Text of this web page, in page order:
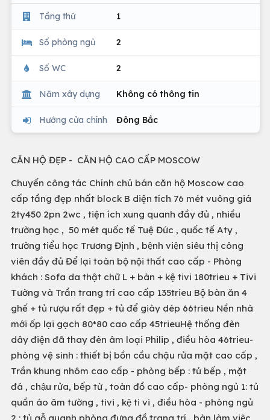
Tầng thứ 1
Số phòng ngủ 2
Số WC 2
Năm xây dựng Không có thông tin
Hướng cửa chính Đông Bắc
CĂN HỘ ĐẸP - CĂN HỘ CAO CẤP MOSCOW
Chuyển công tác Chính chủ bán căn hộ Moscow cao
cấp tầng đẹp nhất block B diện tích 76 mét vuông giá
2ty450 2pn 2wc , tiện ích xung quanh đầy đủ , nhiều
trường học , 50 mét quốc tế Tuệ Đức , quốc tế Aty ,
trường tiểu học Trương Định , bệnh viện siêu thị công
viên đầy đủ Để lại toàn bộ nội thất cao cấp - Phòng
khách : Sofa da thật chữ L + bàn + kệ tivi 180trieu + Tivi
Tường và Trần trang trí cao cấp 135trieu Bộ bàn ăn 4
ghế + tủ rượu rất đẹp + tủ để giày dép 66trieu Nền nhà
mới ốp lại gạch 80*80 cao cấp 45trieuHệ thống đèn
dây điện đã thay đèn âm loại Philip , điều hòa 46trieu-
phòng vệ sinh : thiết bị bồn cầu chậu rửa mặt cao cấp ,
Trần khung nhôm cao cấp - phòng bếp : tủ bếp , mặt
đá , chậu rửa, bếp từ , toàn đồ cao cấp- phòng ngủ 1: tủ
quần áo âm tường , tivi , kệ ti vi , điều hòa - phòng ngủ